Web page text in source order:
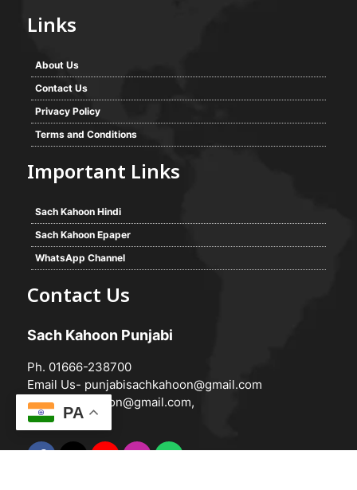
Links
About Us
Contact Us
Privacy Policy
Terms and Conditions
Important Links
Sach Kahoon Hindi
Sach Kahoon Epaper
WhatsApp Channel
Contact Us
Sach Kahoon Punjabi
Ph. 01666-238700
Email Us- punjabisachkahoon@gmail.com
hindisachkahoon@gmail.com,
PA